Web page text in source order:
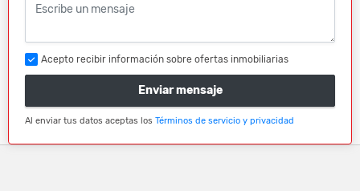
Acepto recibir información sobre ofertas inmobiliarias
Enviar mensaje
Al enviar tus datos aceptas los Términos de servicio y privacidad